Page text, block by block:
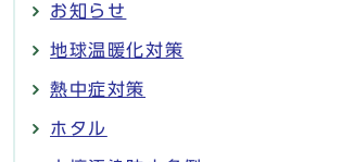
お知らせ
地球温暖化対策
熱中症対策
ホタル